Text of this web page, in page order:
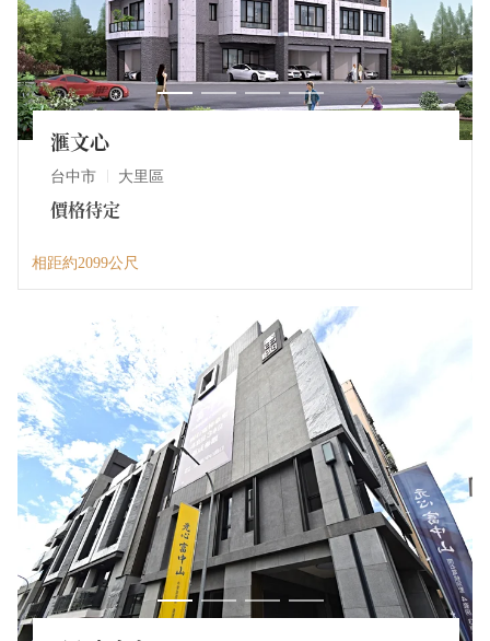
滙文心
台中市 大里區
價格待定
相距約2099公尺